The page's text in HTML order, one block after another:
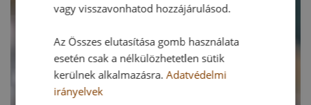
vagy visszavonhatod hozzájárulásod.
Az Összes elutasítása gomb használata
esetén csak a nélkülözhetetlen sütik
kerülnek alkalmazásra.Adatvédelmi
irányelvek